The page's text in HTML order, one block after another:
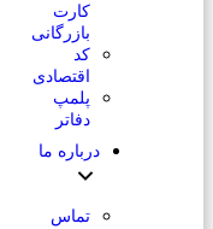
کارت
بازرگانی
کد
اقتصادی
پلمپ
دفاتر
درباره ما
تماس